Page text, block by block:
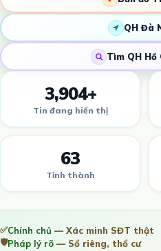
QH Đà
Tìm QH Hồ
3,904+
Tin đang hiển thị
63
Tỉnh thành
✅Chính chủ — Xác minh SĐT thật
🛡️Pháp lý rõ — Sổ riêng, thổ cư